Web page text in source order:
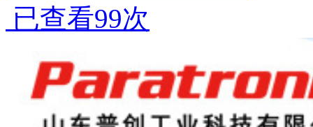
已查看99次